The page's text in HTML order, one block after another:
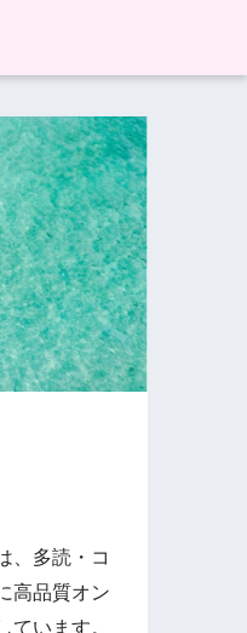
、多読・コ
高品質オン
ています。